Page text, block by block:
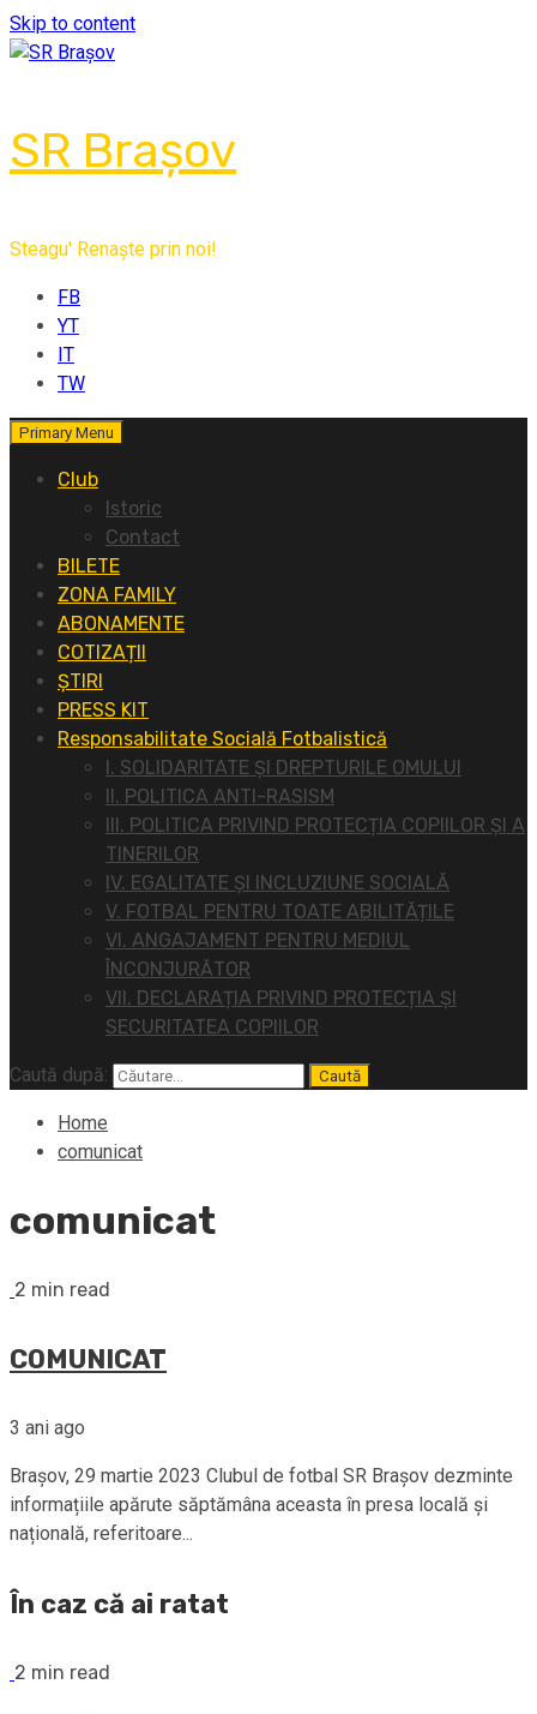
Skip to content
SR Brașov
Steagu' Renaște prin noi!
FB
YT
IT
TW
Primary Menu
Club
Istoric
Contact
BILETE
ZONA FAMILY
ABONAMENTE
COTIZAȚII
ȘTIRI
PRESS KIT
Responsabilitate Socială Fotbalistică
I. SOLIDARITATE ȘI DREPTURILE OMULUI
II. POLITICA ANTI-RASISM
III. POLITICA PRIVIND PROTECȚIA COPIILOR ȘI A
TINERILOR
IV. EGALITATE ȘI INCLUZIUNE SOCIALĂ
V. FOTBAL PENTRU TOATE ABILITĂȚILE
VI. ANGAJAMENT PENTRU MEDIUL
ÎNCONJURĂTOR
VII. DECLARAȚIA PRIVIND PROTECȚIA ȘI
SECURITATEA COPIILOR
Caută după:
Home
comunicat
comunicat
2 min read
COMUNICAT
3 ani ago
Brașov, 29 martie 2023 Clubul de fotbal SR Brașov dezminte
informațiile apărute săptămâna aceasta în presa locală și
națională, referitoare...
În caz că ai ratat
2 min read